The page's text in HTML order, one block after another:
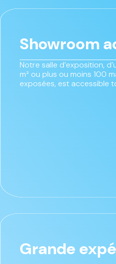
Showroom
Notre salle d’exposition,
m² ou plus ou moins 100
exposées, est accessible
Grande